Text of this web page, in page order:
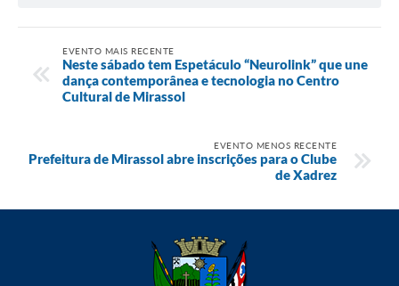
EVENTO MAIS RECENTE
Neste sábado tem Espetáculo “Neurolink” que une
dança contemporânea e tecnologia no Centro
Cultural de Mirassol
EVENTO MENOS RECENTE
Prefeitura de Mirassol abre inscrições para o Clube
de Xadrez